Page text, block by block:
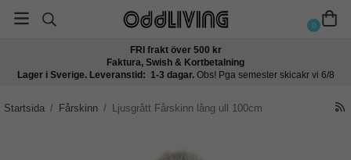
0
FRI frakt över 500 kr
Faktura, Swish & Kortbetalning
Lager i Sverige. Leveranstid: 1-3 dagar. Obs! Pga semester skicakr vi 6/8
Startsida / Fårskinn / Ljusgrått Fårskinn lång ull 100cm